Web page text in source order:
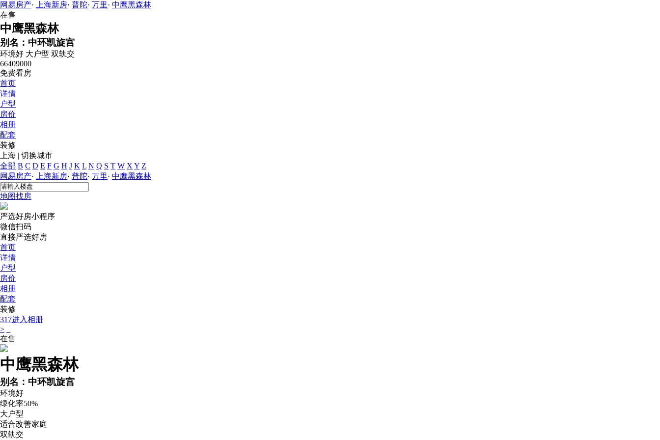
网易房产· 上海新房· 普陀· 万里· 中鹰黑森林
在售
中鹰黑森林
别名：中环凯旋宫
环境好 大户型 双轨交
66409000
免费看房
首页
详情
户型
房价
相册
配套
装修
上海 | 切换城市
全部 B C D E F G H J K L N Q S T W X Y Z
网易房产· 上海新房· 普陀· 万里· 中鹰黑森林
地图找房
严选好房小程序
微信扫码
直接严选好房
首页
详情
户型
房价
相册
配套
装修
317进入相册
>
在售
中鹰黑森林
别名：中环凯旋宫
环境好
绿化率50%
大户型
适合改善家庭
双轨交